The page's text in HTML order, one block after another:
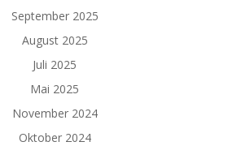
September 2025
August 2025
Juli 2025
Mai 2025
November 2024
Oktober 2024